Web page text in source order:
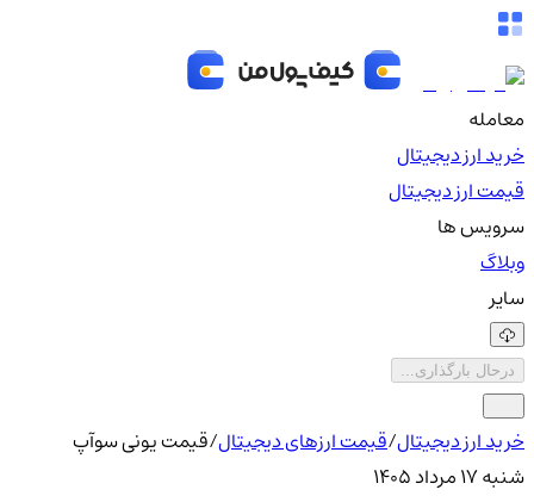
معامله
خرید ارز دیجیتال
قیمت ارز دیجیتال
سرویس ها
وبلاگ
سایر
درحال بارگذاری...
خرید ارز دیجیتال/قیمت ارزهای دیجیتال/قیمت یونی سوآپ
شنبه ۱۷ مرداد ۱۴۰۵